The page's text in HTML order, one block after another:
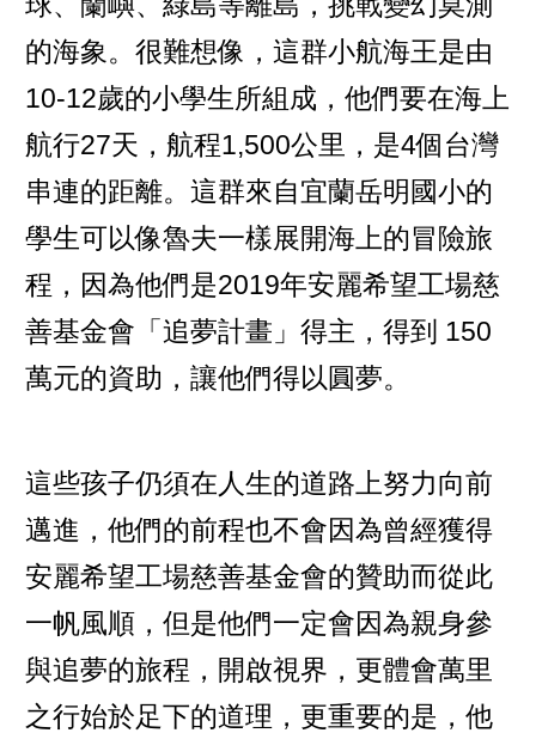
的海象。很難想像，這群小航海王是由
10-12歲的小學生所組成，他們要在海上
航行27天，航程1,500公里，是4個台灣
串連的距離。這群來自宜蘭岳明國小的
學生可以像魯夫一樣展開海上的冒險旅
程，因為他們是2019年安麗希望工場慈
善基金會「追夢計畫」得主，得到 150
萬元的資助，讓他們得以圓夢。
這些孩子仍須在人生的道路上努力向前
邁進，他們的前程也不會因為曾經獲得
安麗希望工場慈善基金會的贊助而從此
一帆風順，但是他們一定會因為親身參
與追夢的旅程，開啟視界，更體會萬里
之行始於足下的道理，更重要的是，他